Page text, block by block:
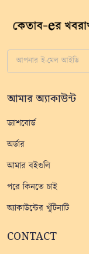
আমার অ্যাকাউন্ট
ড্যাশবোর্ড
অর্ডার
আমার বইগুলি
পরে কিনতে চাই
অ্যাকাউন্টের খুঁটিনাটি
CONTACT